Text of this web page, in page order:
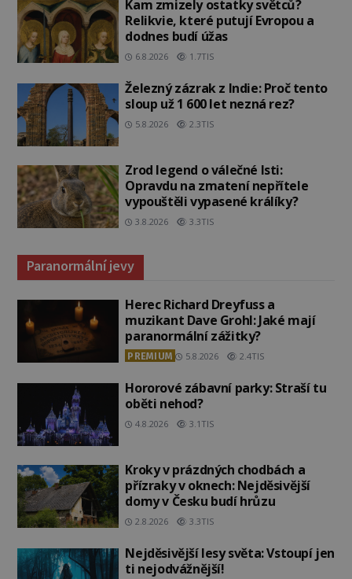
Kam zmizely ostatky světců?
Relikvie, které putují Evropou a
dodnes budí úžas
6.8.2026 1.7TIS
Železný zázrak z Indie: Proč tento
sloup už 1 600 let nezná rez?
5.8.2026 2.3TIS
Zrod legend o válečné lsti:
Opravdu na zmatení nepřítele
vypouštěli vypasené králíky?
3.8.2026 3.3TIS
Paranormální jevy
Herec Richard Dreyfuss a
muzikant Dave Grohl: Jaké mají
paranormální zážitky?
PREMIUM 5.8.2026 2.4TIS
Hororové zábavní parky: Straší tu
oběti nehod?
4.8.2026 3.1TIS
Kroky v prázdných chodbách a
přízraky v oknech: Nejděsivější
domy v Česku budí hrůzu
2.8.2026 3.3TIS
Nejděsivější lesy světa: Vstoupí jen
ti nejodvážnější!